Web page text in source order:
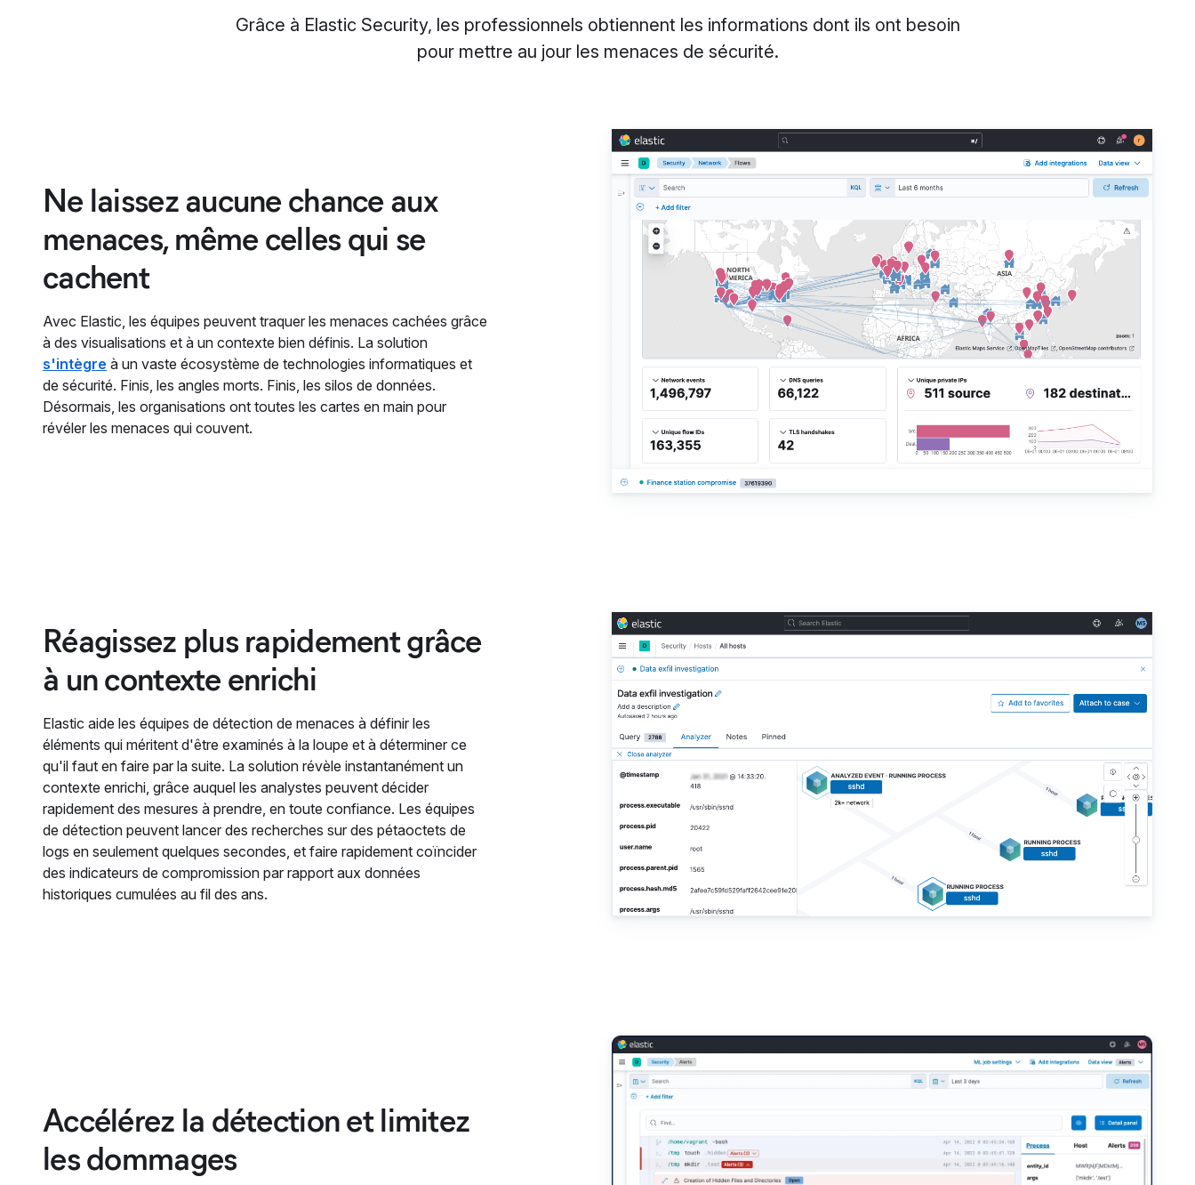
Grâce à Elastic Security, les professionnels obtiennent les informations dont ils ont besoin
pour mettre au jour les menaces de sécurité.
Ne laissez aucune chance aux
menaces, même celles qui se
cachent
Avec Elastic, les équipes peuvent traquer les menaces cachées grâce
à des visualisations et à un contexte bien définis. La solution
s'intègre à un vaste écosystème de technologies informatiques et
de sécurité. Finis, les angles morts. Finis, les silos de données.
Désormais, les organisations ont toutes les cartes en main pour
révéler les menaces qui couvent.
Réagissez plus rapidement grâce
à un contexte enrichi
Elastic aide les équipes de détection de menaces à définir les
éléments qui méritent d'être examinés à la loupe et à déterminer ce
qu'il faut en faire par la suite. La solution révèle instantanément un
contexte enrichi, grâce auquel les analystes peuvent décider
rapidement des mesures à prendre, en toute confiance. Les équipes
de détection peuvent lancer des recherches sur des pétaoctets de
logs en seulement quelques secondes, et faire rapidement coïncider
des indicateurs de compromission par rapport aux données
historiques cumulées au fil des ans.
Accélérez la détection et limitez
les dommages